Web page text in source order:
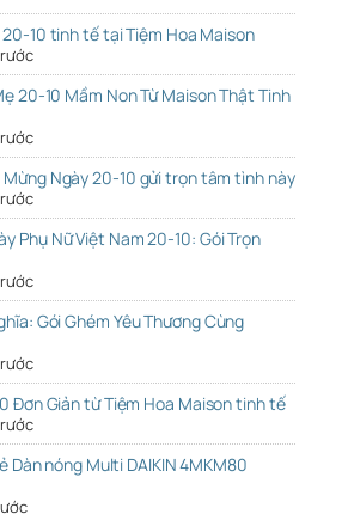
10 tinh tế tại Tiệm Hoa Maison
20-10 Mầm Non Từ Maison Thật Tinh
Ngày 20-10 gửi trọn tâm tình này
Phụ Nữ Việt Nam 20-10: Gói Trọn
Gói Ghém Yêu Thương Cùng
Đơn Giản từ Tiệm Hoa Maison tinh tế
Dàn nóng Multi DAIKIN 4MKM80